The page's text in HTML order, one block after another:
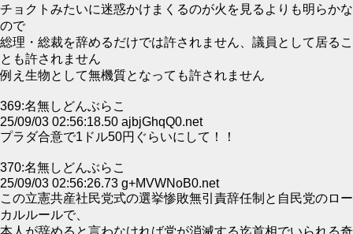
チョクトみたいに迷惑かけまくるのが火を見るよりも明らかな
ので
総理・総裁を辞めるだけでは許されません、議員として居るこ
とも許されません
例え生物として無機質となっても許されません
369:名無しどんぶらこ
25/09/03 02:56:18.50 ajbjGhqQ0.net
プラダ合意で1ドル50円ぐらいにして！！
370:名無しどんぶらこ
25/09/03 02:56:26.73 g+MVWNoB0.net
この立憲共産社民党式の選挙惨敗無引責辞任制と自民党のロー
カルルールで、
本人が辞めると言わなければ党が消滅する迄首相でいられる奇